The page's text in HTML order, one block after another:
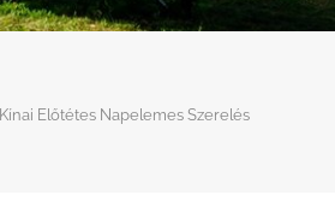
Kínai Előtétes Napelemes Szerelés